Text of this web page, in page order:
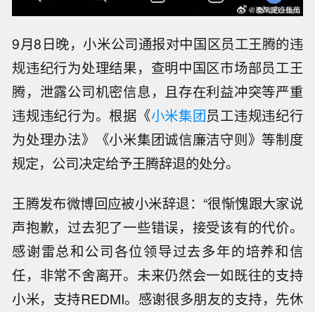
9月8日晚，小米公司通报对中国区员工王腾的违
规违纪行为处理结果，查明中国区市场部员工王
腾，泄露公司机密信息，且存在利益冲突等严重
违规违纪行为。根据《小米集团员工违规违纪行
为处理办法》《小米集团诚信廉洁守则》等制度
规定，公司决定给予王腾辞退的处分。
王腾发布微博回应被小米辞退：“很惭愧跟大家说
声抱歉，过去犯了一些错误，接受该有的代价。
感谢雷总和公司各位领导过去多年的培养和信
任，非常不舍离开。未来仍然会一如既往的支持
小米，支持REDMI。感谢很多朋友的支持，先休